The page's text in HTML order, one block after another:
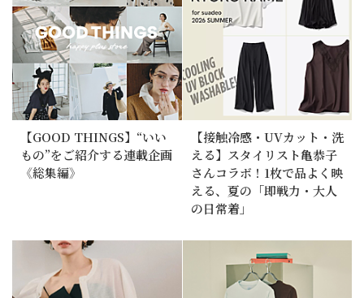
【GOOD THINGS】“いい
もの”をご紹介する連載企画
《総集編》
【接触冷感・UVカット・洗
える】スタイリスト亀恭子
さんコラボ！1枚で品よく映
える、夏の「即戦力・大人
の日常着」